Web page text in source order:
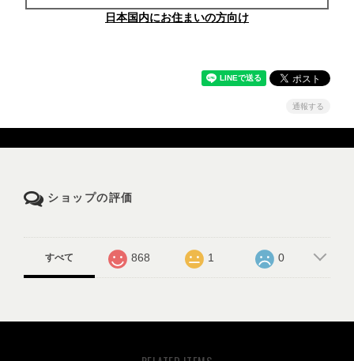
日本国内にお住まいの方向け
通報する
ショップの評価
すべて 868 1 0